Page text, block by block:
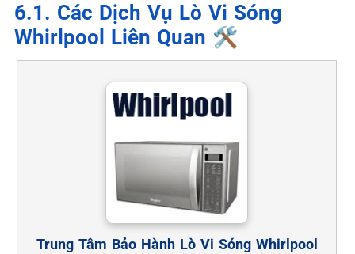
6.1. Các Dịch Vụ Lò Vi Sóng
Whirlpool Liên Quan 🛠️
Trung Tâm Bảo Hành Lò Vi Sóng Whirlpool